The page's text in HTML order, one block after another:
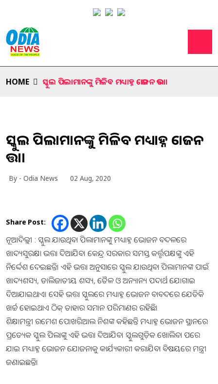
HOME ସ୍କୁଲ ପିଲାମାନଙ୍କୁ ମିଳିବ ମଧ୍ୟାହ୍ନ ଭୋଜନ ଭତ୍ତା।
ସ୍କୁଲ ପିଲାମାନଙ୍କୁ ମିଳିବ ମଧ୍ୟାହ୍ନ ଭୋଜନ
ଭତ୍ତା।
By - Odia News 02 Aug, 2020
Share Post:
ନୂଆଦିଲ୍ଲୀ : ସ୍କୁଲ ଯାଉଥିବା ପିଲାମାନଙ୍କୁ ମଧ୍ୟାହ୍ନ ଭୋଜନ ବଦଳରେ
ଖାଦ୍ୟସୁରକ୍ଷା ଭତ୍ତା ଦିଆଯିବ। କେନ୍ଦ୍ର ସରକାର ସମସ୍ତ କର୍ତ୍ତୃପକ୍ଷଙ୍କୁ ଏହି
ନିର୍ଦ୍ଦେଶ ଦେଇଛନ୍ତି। ଏହି ଭତ୍ତା ଅନୁସାରେ ସ୍କୁଲ ଯାଉଥିବା ପିଲାମାନଙ୍କ ପାଇଁ
ଖାଦ୍ୟଶସ୍ୟ, ଡାଲିଜାତୀୟ ଶସ୍ୟ, ତୈଳ ଓ ଅନ୍ୟାନ୍ୟ ପଦାର୍ଥ ଯୋଗାଇ
ଦିଆଯାଇଥାଏ। ସେହି ଭତ୍ତା ସ୍କୁଲରେ ମଧ୍ୟାହ୍ନ ଭୋଜନ ବାବଦରେ ଯେତିକି
ଖର୍ଚ୍ଚ ହୋଇଥାଏ ଠିକ୍‍ ତାହାର ସମାନ ପରିମାଣର ରହିଛି।
ଶିକ୍ଷାମନ୍ତ୍ରୀ ରମେଶ ପୋଖରିଆଲ ନିଶଙ୍କ କହିଛନ୍ତି ମଧ୍ୟାହ୍ନ ଭୋଜନ ସ୍ଥାନରେ
ପ୍ରତ୍ୟେକ ସ୍କୁଲ ପିଲାଙ୍କୁ ଏହି ଭତ୍ତା ଦିଆଯିବ। ସ୍କୁଲଗୁଡ଼ିକ ଖୋଲିବା ପରେ
ଯାଇ ମଧ୍ୟାହ୍ନ ଭୋଜନ ଯୋଜନାକୁ କାର୍ଯ୍ୟକାରୀ କରାଯିବା ବିଷୟରେ ମନ୍ତ୍ରୀ
ଜଣାଇଛନ୍ତି।